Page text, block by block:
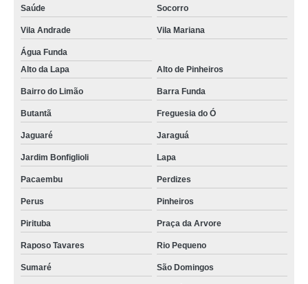
Saúde Socorro
Vila Andrade Vila Mariana
Água Funda
Alto da Lapa
Alto de Pinheiros
Bairro do Limão Barra Funda
Butantã Freguesia do Ó
Jaguaré Jaraguá
Jardim Bonfiglioli Lapa
Pacaembu Perdizes
Perus Pinheiros
Pirituba Praça da Arvore
Raposo Tavares Rio Pequeno
Sumaré São Domingos